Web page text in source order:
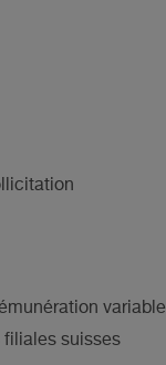
variable
filiales suisses